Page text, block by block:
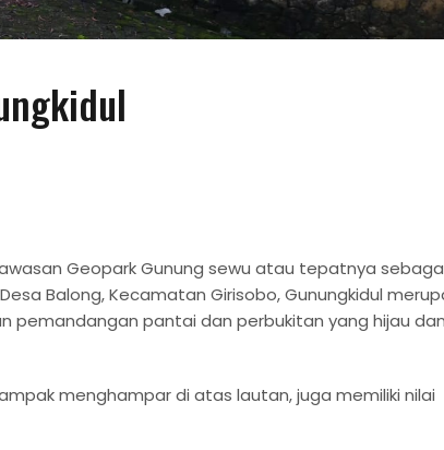
Geopark Gunung sewu atau tepatnya
Balong, Kecamatan Girisobo, Gunungkidul
pemandangan pantai dan perbukitan yang hijau dan
menghampar di atas lautan, juga memiliki nilai